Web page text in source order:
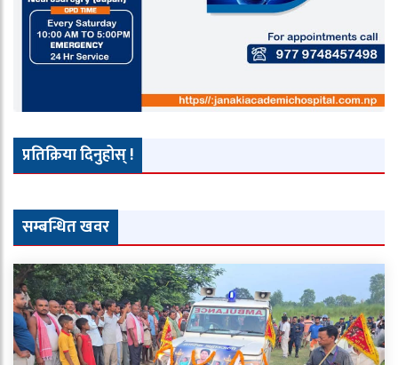
प्रतिक्रिया दिनुहोस् !
सम्बन्धित खवर